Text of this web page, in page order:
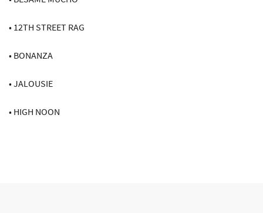
• 12TH STREET RAG
• BONANZA
• JALOUSIE
• HIGH NOON